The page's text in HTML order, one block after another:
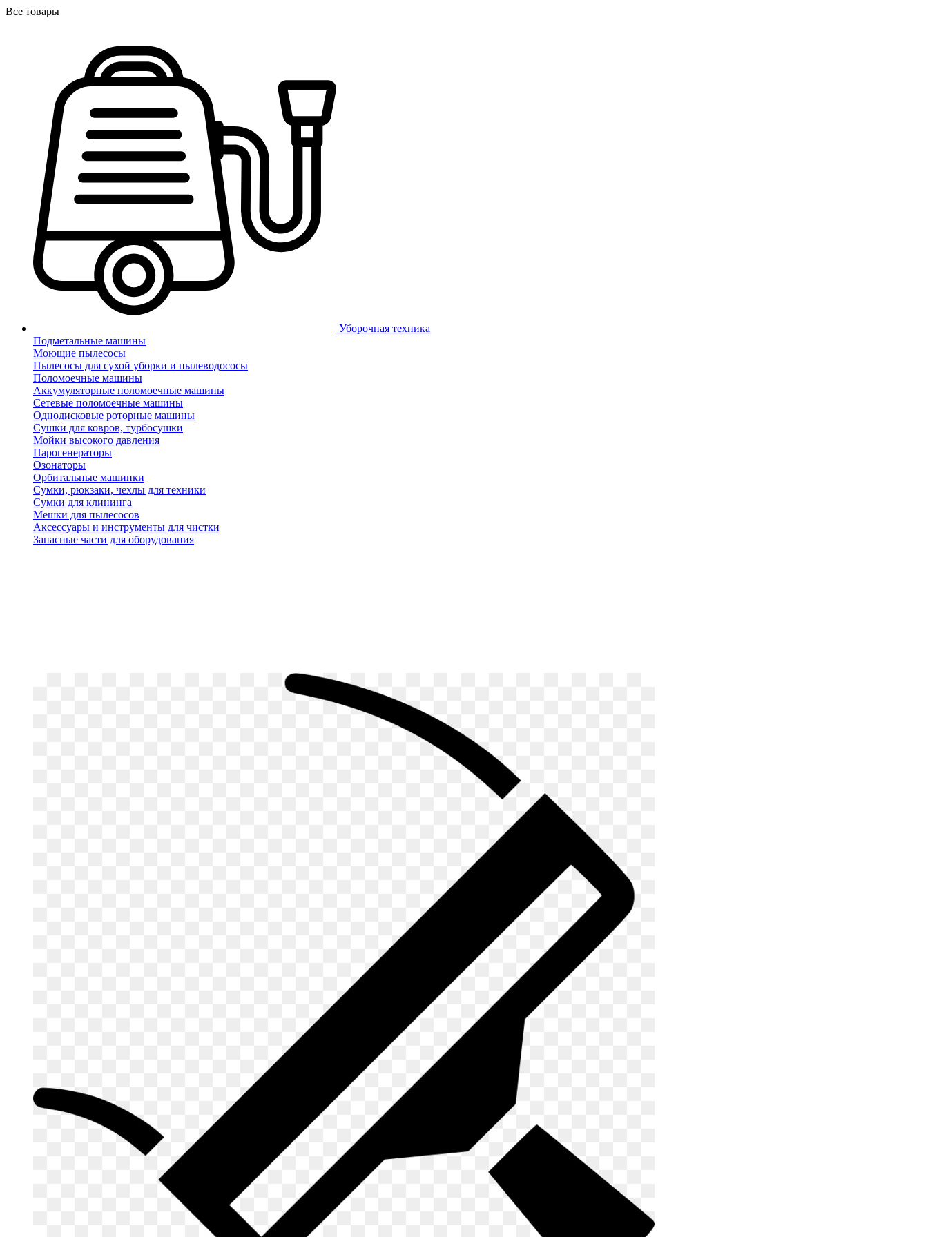
Все товары
Уборочная техника
Подметальные машины
Моющие пылесосы
Пылесосы для сухой уборки и пылеводососы
Поломоечные машины
Аккумуляторные поломоечные машины
Сетевые поломоечные машины
Однодисковые роторные машины
Сушки для ковров, турбосушки
Мойки высокого давления
Парогенераторы
Озонаторы
Орбитальные машинки
Сумки, рюкзаки, чехлы для техники
Сумки для клининга
Мешки для пылесосов
Аксессуары и инструменты для чистки
Запасные части для оборудования